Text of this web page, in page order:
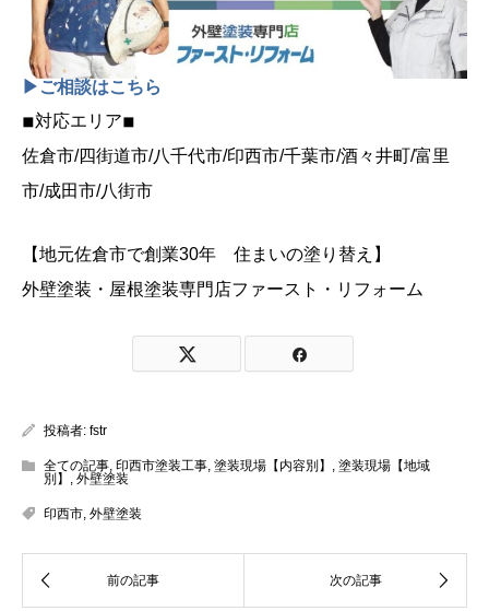
▶ご相談はこちら
◾︎対応エリア◾︎
佐倉市/四街道市/八千代市/印西市/千葉市/酒々井町/富里
市/成田市/八街市
【地元佐倉市で創業30年 住まいの塗り替え】
外壁塗装・屋根塗装専門店ファースト・リフォーム
投稿者: fstr
全ての記事, 印西市塗装工事, 塗装現場【内容別】 , 塗装現場【地域
別】 , 外壁塗装
印西市, 外壁塗装